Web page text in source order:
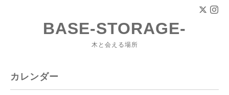
BASE-STORAGE-
木と会える場所
カレンダー